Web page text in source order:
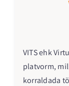
VITS ehk
platvorm,
korraldada